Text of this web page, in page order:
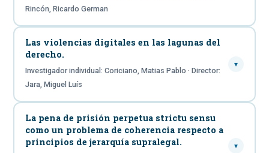
Rincón, Ricardo German
Las violencias digitales en las lagunas del
derecho.
Investigador individual: Coriciano, Matias Pablo · Director:
Jara, Miguel Luís
▾
La pena de prisión perpetua strictu sensu
como un problema de coherencia respecto a
principios de jerarquía supralegal.
▾